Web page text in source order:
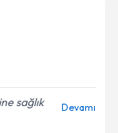
sağlık
Devamı